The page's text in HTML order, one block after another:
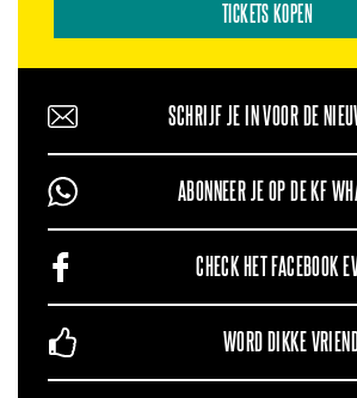
TICKETS KOPEN
SCHRIJF JE IN VOOR DE
ABONNEER JE OP DE KF
CHECK HET FACEBOOK
WORD DIKKE VRIEND